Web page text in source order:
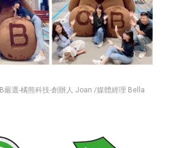
嚴選-橘熊科技-創辦人 Joan /媒體經理 Bella